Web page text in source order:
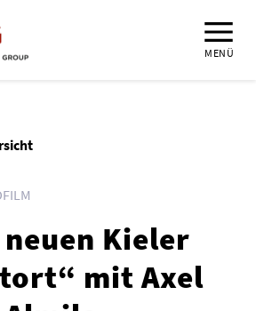
MENÜ
Kieler
mit Axel